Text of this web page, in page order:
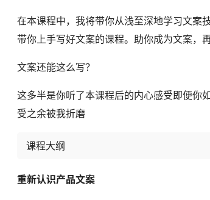
在本课程中，我将带你从浅至深地学习文案
带你上手写好文案的课程。助你成为文案，
文案还能这么写？
这多半是你听了本课程后的内心感受即便你
受之余被我折磨
课程大纲
重新认识产品文案